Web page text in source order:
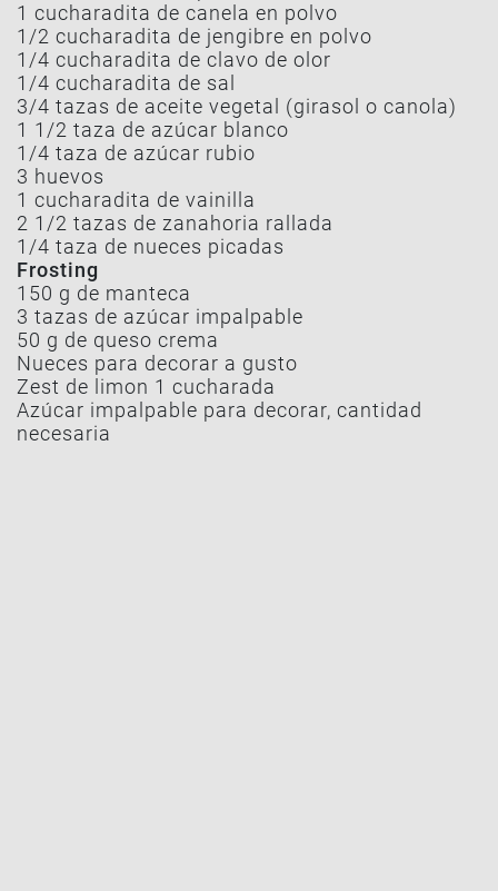
1 cucharadita de canela en polvo
1/2 cucharadita de jengibre en polvo
1/4 cucharadita de clavo de olor
1/4 cucharadita de sal
3/4 tazas de aceite vegetal (girasol o canola)
1 1/2 taza de azúcar blanco
1/4 taza de azúcar rubio
3 huevos
1 cucharadita de vainilla
2 1/2 tazas de zanahoria rallada
1/4 taza de nueces picadas
Frosting
150 g de manteca
3 tazas de azúcar impalpable
50 g de queso crema
Nueces para decorar a gusto
Zest de limon 1 cucharada
Azúcar impalpable para decorar, cantidad
necesaria